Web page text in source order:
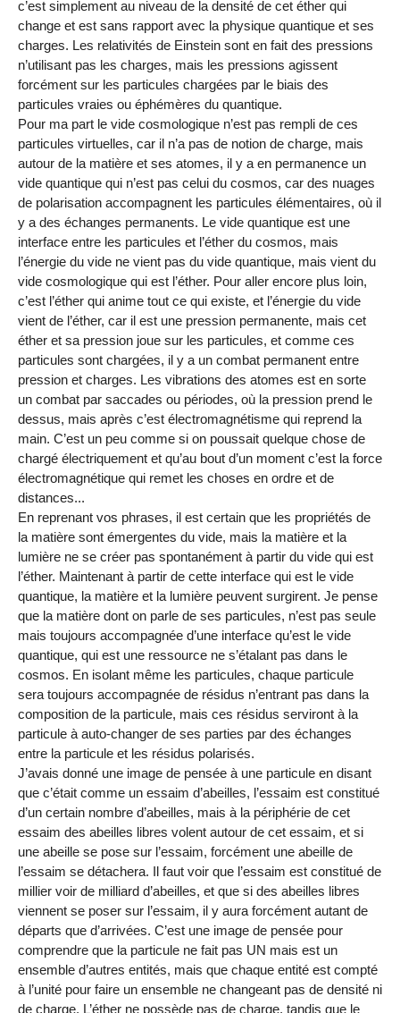
c’est simplement au niveau de la densité de cet éther qui
change et est sans rapport avec la physique quantique et ses
charges. Les relativités de Einstein sont en fait des pressions
n’utilisant pas les charges, mais les pressions agissent
forcément sur les particules chargées par le biais des
particules vraies ou éphémères du quantique.
Pour ma part le vide cosmologique n’est pas rempli de ces
particules virtuelles, car il n’a pas de notion de charge, mais
autour de la matière et ses atomes, il y a en permanence un
vide quantique qui n’est pas celui du cosmos, car des nuages
de polarisation accompagnent les particules élémentaires, où il
y a des échanges permanents. Le vide quantique est une
interface entre les particules et l’éther du cosmos, mais
l’énergie du vide ne vient pas du vide quantique, mais vient du
vide cosmologique qui est l’éther. Pour aller encore plus loin,
c’est l’éther qui anime tout ce qui existe, et l’énergie du vide
vient de l’éther, car il est une pression permanente, mais cet
éther et sa pression joue sur les particules, et comme ces
particules sont chargées, il y a un combat permanent entre
pression et charges. Les vibrations des atomes est en sorte
un combat par saccades ou périodes, où la pression prend le
dessus, mais après c’est électromagnétisme qui reprend la
main. C’est un peu comme si on poussait quelque chose de
chargé électriquement et qu’au bout d’un moment c’est la force
électromagnétique qui remet les choses en ordre et de
distances...
En reprenant vos phrases, il est certain que les propriétés de
la matière sont émergentes du vide, mais la matière et la
lumière ne se créer pas spontanément à partir du vide qui est
l’éther. Maintenant à partir de cette interface qui est le vide
quantique, la matière et la lumière peuvent surgirent. Je pense
que la matière dont on parle de ses particules, n’est pas seule
mais toujours accompagnée d’une interface qu’est le vide
quantique, qui est une ressource ne s’étalant pas dans le
cosmos. En isolant même les particules, chaque particule
sera toujours accompagnée de résidus n’entrant pas dans la
composition de la particule, mais ces résidus serviront à la
particule à auto-changer de ses parties par des échanges
entre la particule et les résidus polarisés.
J’avais donné une image de pensée à une particule en disant
que c’était comme un essaim d’abeilles, l’essaim est constitué
d’un certain nombre d’abeilles, mais à la périphérie de cet
essaim des abeilles libres volent autour de cet essaim, et si
une abeille se pose sur l’essaim, forcément une abeille de
l’essaim se détachera. Il faut voir que l’essaim est constitué de
millier voir de milliard d’abeilles, et que si des abeilles libres
viennent se poser sur l’essaim, il y aura forcément autant de
départs que d’arrivées. C’est une image de pensée pour
comprendre que la particule ne fait pas UN mais est un
ensemble d’autres entités, mais que chaque entité est compté
à l’unité pour faire un ensemble ne changeant pas de densité ni
de charge. L’éther ne possède pas de charge, tandis que le